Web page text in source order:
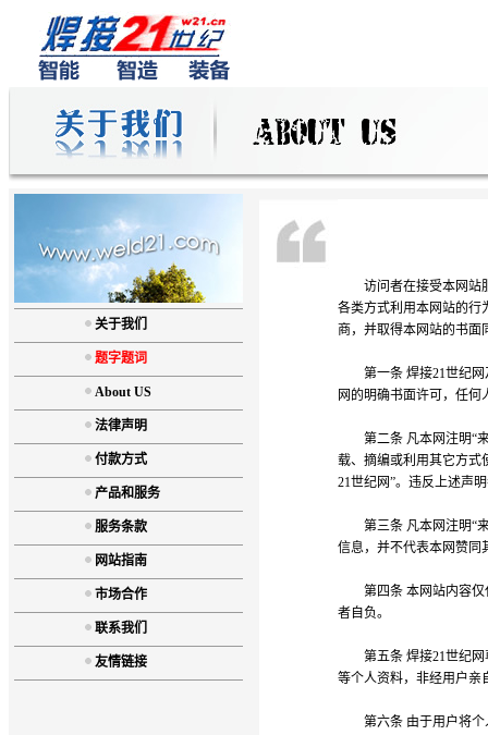
关于我们
题字题词
About US
法律声明
付款方式
产品和服务
服务条款
网站指南
市场合作
联系我们
友情链接
访问者在接受本网站服
各类方式利用本网站的行
商，并取得本网站的书面
第一条 焊接21世纪网
网的明确书面许可，任
第二条 凡本网注明“来
载、摘编或利用其它方式
21世纪网”。违反上述声
第三条 凡本网注明“来
信息，并不代表本网赞同
第四条 本网站内容仅
者自负。
第五条 焊接21世纪网
等个人资料，非经用户亲
第六条 由于用户将个